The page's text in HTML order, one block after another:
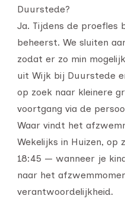
Duurstede?
Ja. Tijdens de proefles
beheerst. We sluiten
zodat er zo min
uit Wijk bij Duurstede
op zoek naar kleinere
voortgang via de
Waar vindt het
Wekelijks in Huizen, op
18:45 — wanneer je
naar het
verantwoordelijkheid.